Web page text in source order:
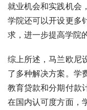
就业机会和实践机会
学院还可以开设更多
求，进一步提高学院
综上所述，马兰欧尼
了多种解决方案。学
教育贷款和分期付款
在国内认可度方面，